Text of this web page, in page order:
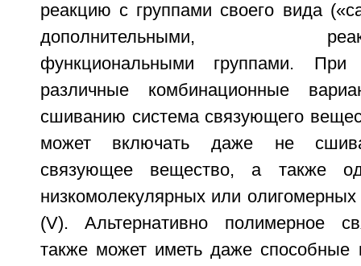
реакцию с группами своего вида
дополнительными,
функциональными группами. При
различные комбинационные
сшиванию система связующего
может включать даже не
связующее вещество, а также
низкомолекулярных или
(V). Альтернативно полимерное
также может иметь даже способные